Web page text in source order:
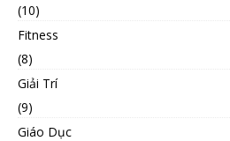
(10)
Fitness
(8)
Giải Trí
(9)
Giáo Dục